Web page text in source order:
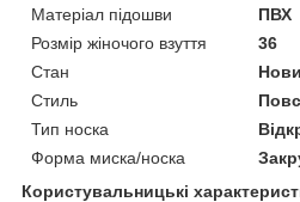
Матеріал підошви
ПВХ
Розмір жіночого взуття
36
Стан
Стиль
Тип носка
Форма миска/носка
Користувальницькі